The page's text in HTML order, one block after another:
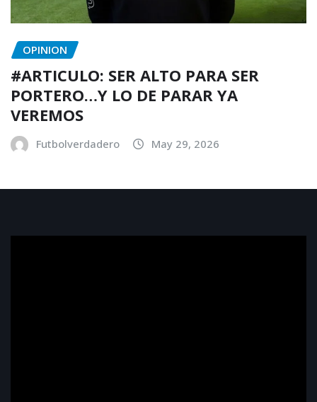
OPINION
#ARTICULO: SER ALTO PARA SER
PORTERO…Y LO DE PARAR YA
VEREMOS
Futbolverdadero May 29, 2026